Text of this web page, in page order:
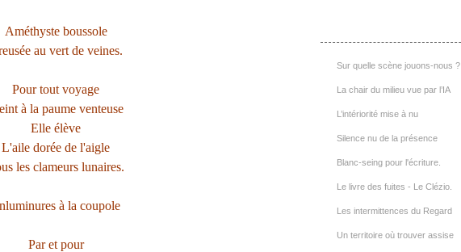
Améthyste boussole
au vert de veines.
Pour tout voyage
à la paume venteuse
Elle élève
L'aile dorée de l'aigle
les clameurs lunaires.
à la coupole
Par et pour
Sur quelle scène jouons-nous ?
La chair du milieu vue par l’IA
L’intériorité mise à nu
Silence nu de la présence
Blanc-seing pour l'écriture.
Le livre des fuites - Le Clézio.
Les intermittences du Regard
Un territoire où trouver assise